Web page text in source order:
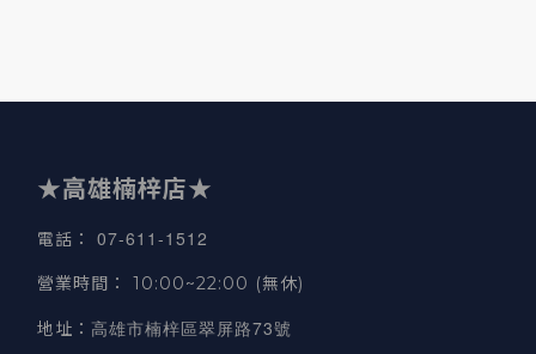
★高雄楠梓店★
電話 ： 07-611-1512
營業時間 ： 10:00~22:00 (無休)
地址 ： 高雄市楠梓區翠屏路73號